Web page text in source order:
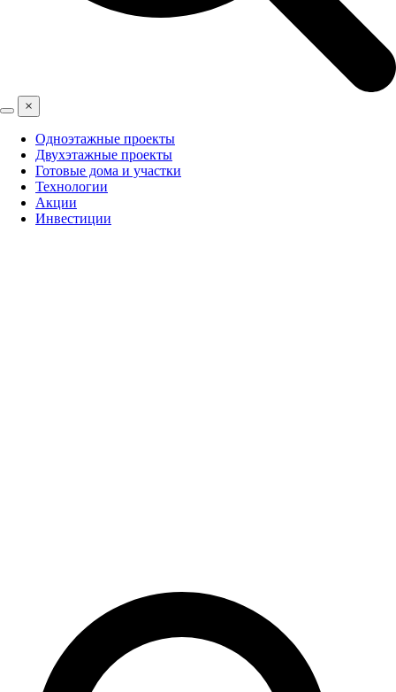
×
Одноэтажные проекты
Двухэтажные проекты
Готовые дома и участки
Технологии
Акции
Инвестиции